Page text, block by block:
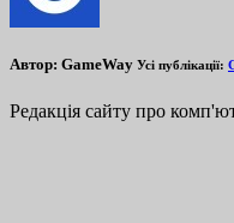
Автор: GameWay Усі публікації:
Редакція сайту про